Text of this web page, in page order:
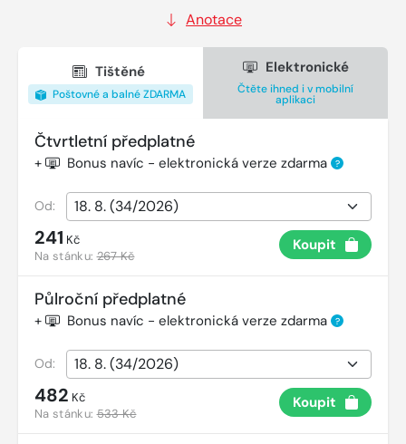
Anotace
Tištěné
Poštovné a balné ZDARMA
Elektronické
Čtěte ihned i v mobilní
aplikaci
Čtvrtletní předplatné
+ Bonus navíc - elektronická verze zdarma ?
Od:
241 Kč
Na stánku:267 Kč
Koupit
Půlroční předplatné
+ Bonus navíc - elektronická verze zdarma ?
Od:
482 Kč
Na stánku:533 Kč
Koupit